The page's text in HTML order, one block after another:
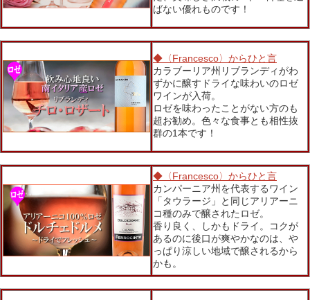
ばない優れものです！
◆〈Francesco〉からひと言
カラブーリア州リブランディがわ
ずかに醸すドライな味わいのロゼ
ワインが入荷。
ロゼを味わったことがない方のも
超お勧め。色々な食事とも相性抜
群の1本です！
◆〈Francesco〉からひと言
カンパーニア州を代表するワイン
「タウラージ」と同じアリアーニ
コ種のみで醸されたロゼ。
香り良く、しかもドライ。コクが
あるのに後口が爽やかなのは、や
っぱり涼しい地域で醸されるから
かも。